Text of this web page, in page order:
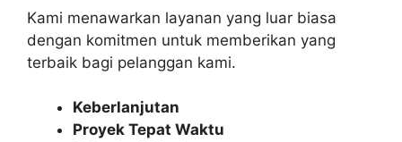
Kami menawarkan layanan yang luar biasa
dengan komitmen untuk memberikan yang
terbaik bagi pelanggan kami.
Keberlanjutan
Proyek Tepat Waktu